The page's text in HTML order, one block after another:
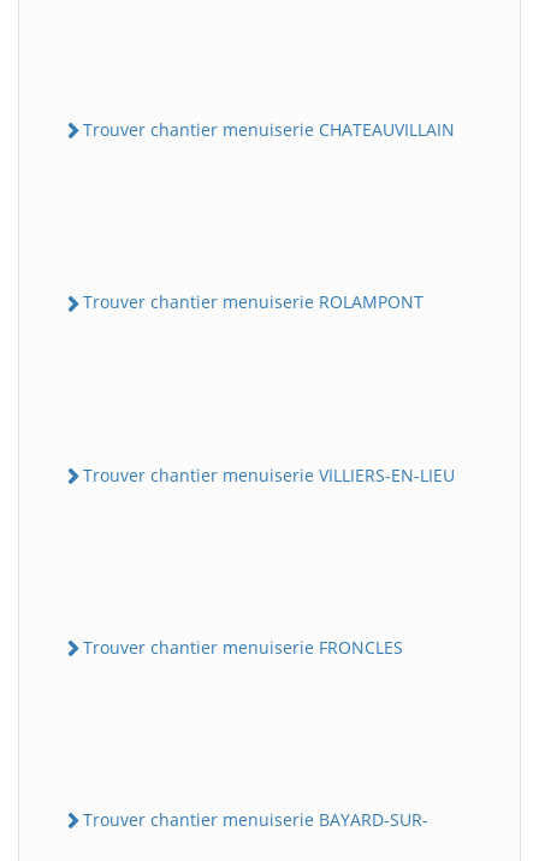
Trouver chantier menuiserie CHATEAUVILLAIN
Trouver chantier menuiserie ROLAMPONT
Trouver chantier menuiserie VILLIERS-EN-LIEU
Trouver chantier menuiserie FRONCLES
Trouver chantier menuiserie BAYARD-SUR-